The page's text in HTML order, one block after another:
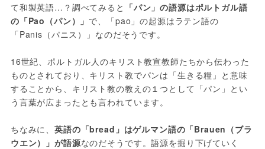
て和製英語…？調べてみると 「パン」の語源はポルトガル語
の「Pao（パン）」 で、「pao」の起源はラテン語の
「Panis（パニス）」なのだそうです。
16世紀、ポルトガル人のキリスト教宣教師たちから伝わった
ものとされており、キリスト教でパンは「生きる糧」と意味
することから、キリスト教の教えの１つとして「パン」とい
う言葉が広まったとも言われています。
ちなみに、英語の「bread」はゲルマン語の「Brauen（ブラ
ウエン）」が語源なのだそうです。語源を掘り下げていく